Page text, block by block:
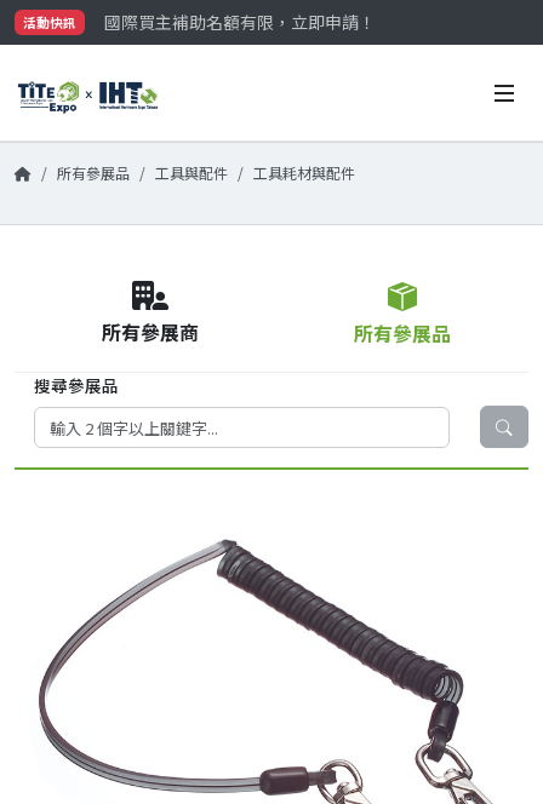
活動快訊
國際買主補助名額有限，立即申請！
參觀門票開放申請中‼️
國際買主補助名額有限，立即申請！
所有參展品 工具與配件 工具耗材與配件
所有參展商 所有參展品
搜尋參展品